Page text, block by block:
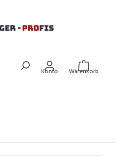
Konto Warenkorb